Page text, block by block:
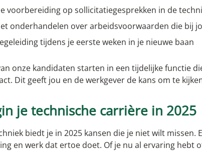
voorbereiding op sollicitatiegesprekken in de
onderhandelen over arbeidsvoorwaarden die bij
tijdens je eerste weken in je nieuwe baan
onze kandidaten starten in een tijdelijke functie
Dit geeft jou en de werkgever de kans om te
je technische carrière in 2025
biedt je in 2025 kansen die je niet wilt
en werk dat ertoe doet. Of je nu al ervaring hebt